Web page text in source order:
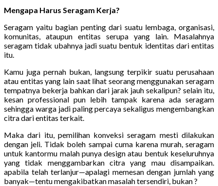
Mengapa Harus Seragam Kerja?
Seragam yaitu bagian penting dari suatu lembaga, organisasi,
komunitas, ataupun entitas serupa yang lain. Masalahnya
seragam tidak ubahnya jadi suatu bentuk identitas dari entitas
itu.
Kamu juga pernah bukan, langsung terpikir suatu perusahaan
atau entitas yang lain saat lihat seorang menggunakan seragam
tempatnya bekerja bahkan dari jarak jauh sekalipun? selain itu,
kesan professional pun lebih tampak karena ada seragam
sehingga warga jadi paling percaya sekaligus mengembangkan
citra dari entitas terkait.
Maka dari itu, pemilihan konveksi seragam mesti dilakukan
dengan jeli. Tidak boleh sampai cuma karena murah, seragam
untuk kantormu malah punya design atau bentuk keseluruhnya
yang tidak menggambarkan citra yang mau disampaikan.
apabila telah terlanjur—apalagi memesan dengan jumlah yang
banyak—tentu mengakibatkan masalah tersendiri, bukan ?